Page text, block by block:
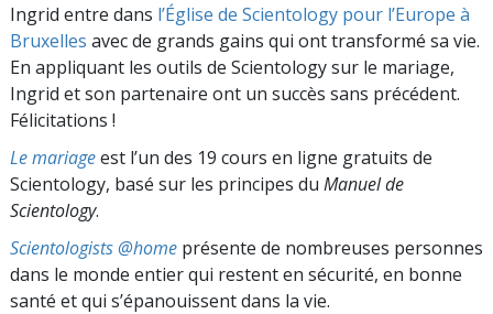
Ingrid entre dans l’Église de Scientology pour l’Europe à
Bruxelles avec de grands gains qui ont transformé sa vie.
En appliquant les outils de Scientology sur le mariage,
Ingrid et son partenaire ont un succès sans précédent.
Félicitations !
Le mariageest l’un des 19 cours en ligne gratuits de
Scientology, basé sur les principes du Manuel de
Scientology.
Scientologists @home présente de nombreuses personnes
dans le monde entier qui restent en sécurité, en bonne
santé et qui s’épanouissent dans la vie.